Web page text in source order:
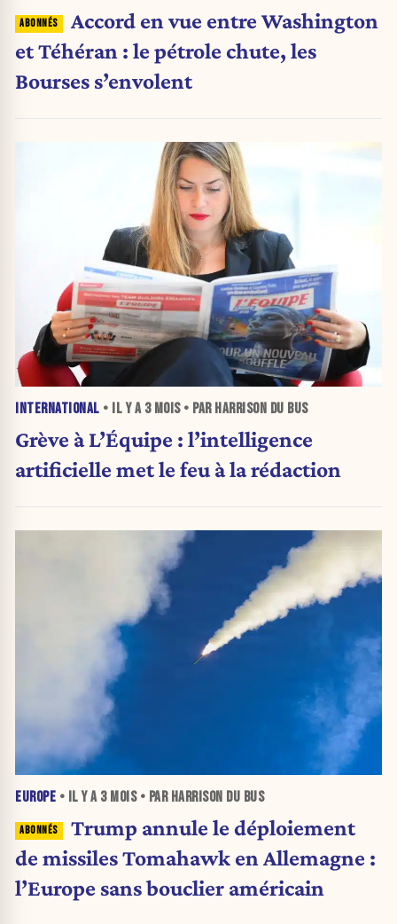
Accord en vue entre Washington
et Téhéran : le pétrole chute, les
Bourses s’envolent
INTERNATIONAL • IL Y A 3 MOIS• PAR HARRISON DU BUS
Grève à L’Équipe : l’intelligence
artificielle met le feu à la rédaction
EUROPE • IL Y A 3 MOIS• PAR HARRISON DU BUS
Trump annule le déploiement
de missiles Tomahawk en Allemagne :
l’Europe sans bouclier américain